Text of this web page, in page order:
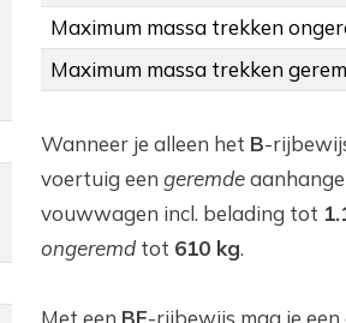
Maximum massa trekken
Maximum massa trekken
Wanneer je alleen het B-
voertuig een geremde
vouwwagen incl. belading tot
ongeremd tot 610 kg.